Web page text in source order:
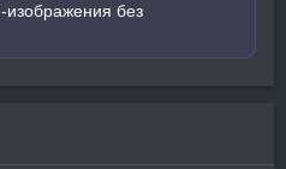
изображения без